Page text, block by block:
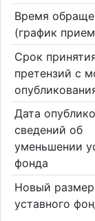
Время
(график
Срок
претензий с
Дата
сведений об
уменьшении
фонда
Новый размер
уставного